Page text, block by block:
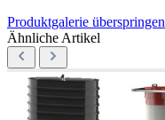
Produktgalerie überspringen
Ähnliche Artikel